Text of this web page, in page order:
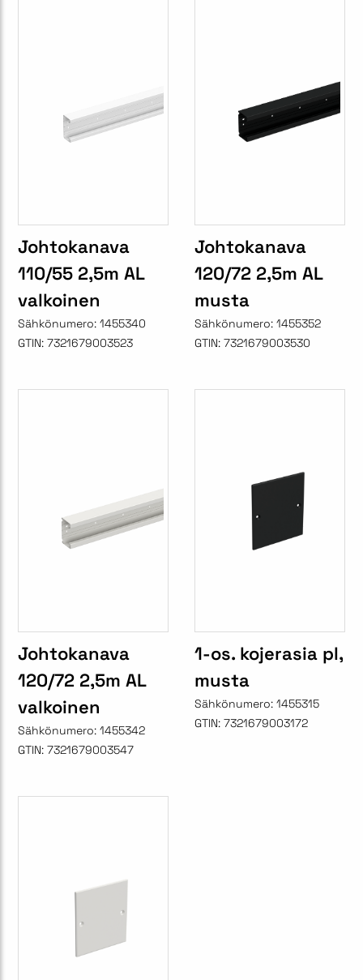
Johtokanava
110/55 2,5m AL
valkoinen
Sähkönumero: 1455340
GTIN: 7321679003523
Johtokanava
120/72 2,5m AL
musta
Sähkönumero: 1455352
GTIN: 7321679003530
Johtokanava
120/72 2,5m AL
valkoinen
Sähkönumero: 1455342
GTIN: 7321679003547
1-os. kojerasia pl,
musta
Sähkönumero: 1455315
GTIN: 7321679003172